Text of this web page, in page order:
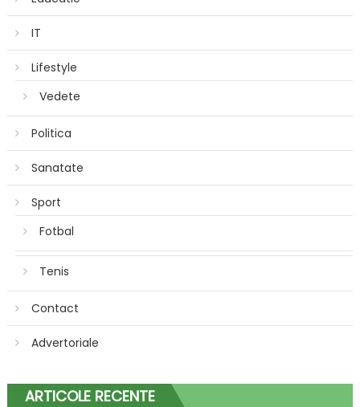
IT
Lifestyle
Vedete
Politica
Sanatate
Sport
Fotbal
Tenis
Contact
Advertoriale
ARTICOLE RECENTE